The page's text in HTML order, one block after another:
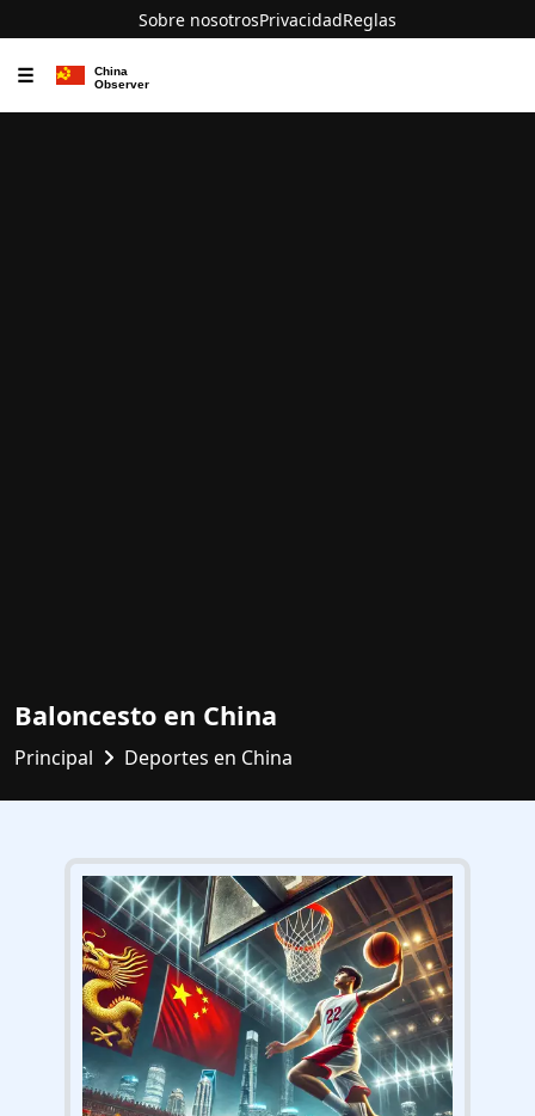
Sobre nosotrosPrivacidadReglas
☰
Baloncesto en China
Principal Deportes en China